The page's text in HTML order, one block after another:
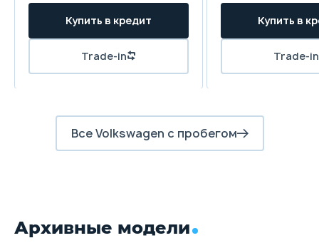
Купить в кредит
Trade-in
Купить в
Trade-in
Все Volkswagen с пробегом
Архивные модели